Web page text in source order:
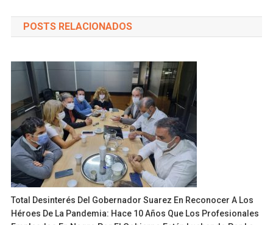
POSTS RELACIONADOS
Total Desinterés Del Gobernador Suarez En Reconocer A Los
Héroes De La Pandemia: Hace 10 Años Que Los Profesionales